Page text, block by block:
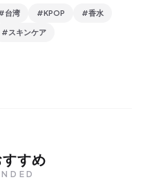
台湾 #KPOP #香水
#スキンケア
すめ